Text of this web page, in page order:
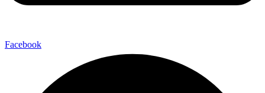
Facebook